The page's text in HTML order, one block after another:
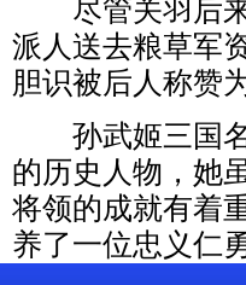
尽管关羽后来
派人送去粮草军
胆识被后人称赞
孙武姬三国名
的历史人物，她
将领的成就有着
养了一位忠义仁